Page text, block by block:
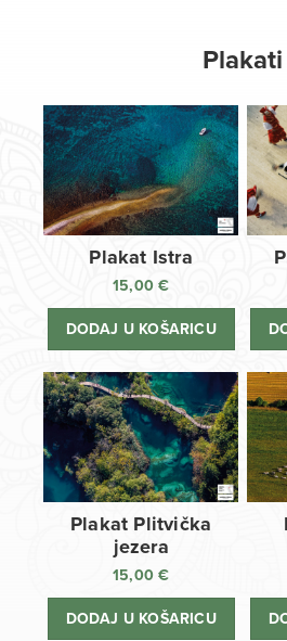
Plakati
Plakat Istra
15,00€
DODAJ U KOŠARICU
Plakat Plitvička
jezera
15,00€
DODAJ U KOŠARICU